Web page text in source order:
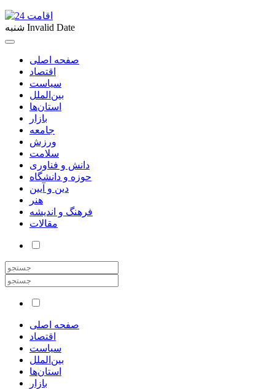
شنبه Invalid Date
صفحه اصلی
اقتصاد
سیاست
بین‌الملل
استان‌ها
بازار
جامعه
ورزش
سلامت
دانش و فناوری
حوزه و دانشگاه
دین و آیین
هنر
فرهنگ و اندیشه
مقالات
صفحه اصلی
اقتصاد
سیاست
بین‌الملل
استان‌ها
بازار